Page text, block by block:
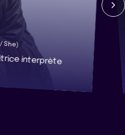
She)
interprète